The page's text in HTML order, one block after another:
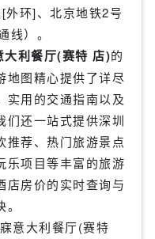
外环]、北京地铁2号
线）。
大利餐厅(赛特 店)的
地图精心提供了详尽
实用的交通指南以及
们还一站式提供深圳
推荐、热门旅游景点
乐项目等丰富的旅游
店房价的实时查询与
意大利餐厅(赛特